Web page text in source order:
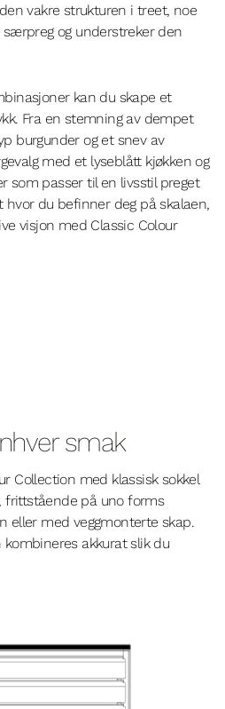
vakre strukturen i treet, noe
og understreker den
kan du skape et
Fra en stemning av dempet
burgunder og et snev av
med et lyseblått kjøkken og
som passer til en livsstil preget
hvor du befinner deg på skalaen,
visjon med Classic Colour
smak
Collection med klassisk sokkel
frittstående på uno forms
eller med veggmonterte skap.
akkurat slik du